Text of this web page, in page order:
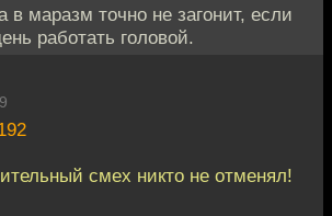
в маразм точно не загонит, если
работать головой.
смех никто не отменял!